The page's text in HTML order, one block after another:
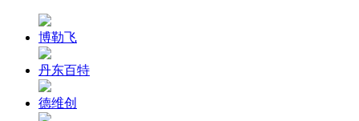
博勒飞
丹东百特
德维创